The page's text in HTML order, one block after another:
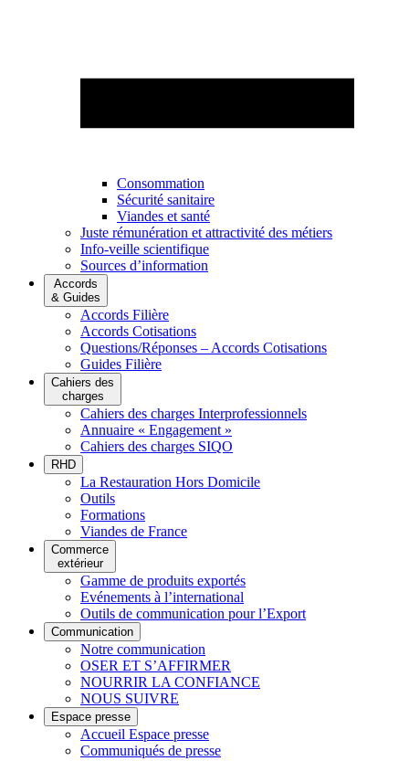
Consommation
Sécurité sanitaire
Viandes et santé
Juste rémunération et attractivité des métiers
Info-veille scientifique
Sources d’information
Accords
& Guides
Accords Filière
Accords Cotisations
Questions/Réponses – Accords Cotisations
Guides Filière
Cahiers des
charges
Cahiers des charges Interprofessionnels
Annuaire « Engagement »
Cahiers des charges SIQO
RHD
La Restauration Hors Domicile
Outils
Formations
Viandes de France
Commerce
extérieur
Gamme de produits exportés
Evénements à l’international
Outils de communication pour l’Export
Communication
Notre communication
OSER ET S’AFFIRMER
NOURRIR LA CONFIANCE
NOUS SUIVRE
Espace presse
Accueil Espace presse
Communiqués de presse